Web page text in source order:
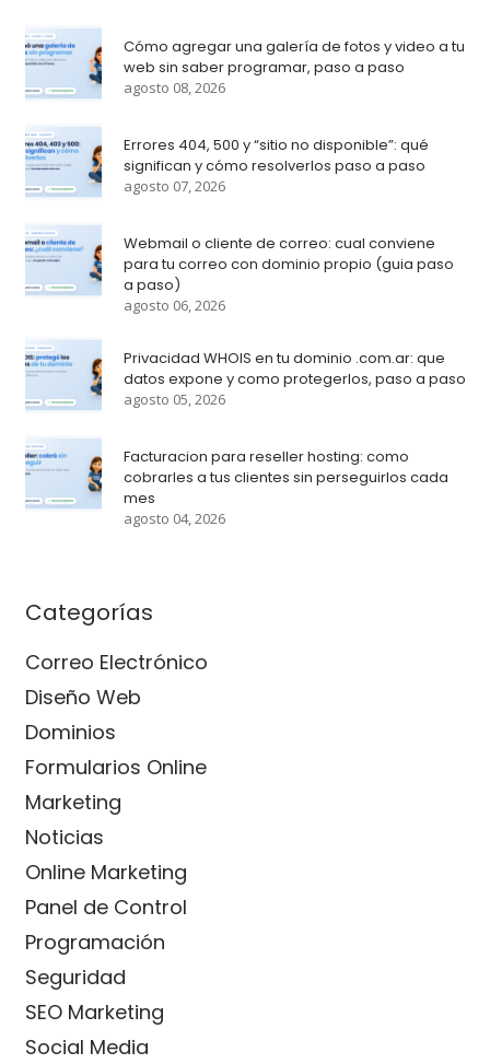
Cómo agregar una galería de fotos y video a tu
web sin saber programar, paso a paso
agosto 08, 2026
Errores 404, 500 y “sitio no disponible”: qué
significan y cómo resolverlos paso a paso
agosto 07, 2026
Webmail o cliente de correo: cual conviene
para tu correo con dominio propio (guia paso
a paso)
agosto 06, 2026
Privacidad WHOIS en tu dominio .com.ar: que
datos expone y como protegerlos, paso a paso
agosto 05, 2026
Facturacion para reseller hosting: como
cobrarles a tus clientes sin perseguirlos cada
mes
agosto 04, 2026
Categorías
Correo Electrónico
Diseño Web
Dominios
Formularios Online
Marketing
Noticias
Online Marketing
Panel de Control
Programación
Seguridad
SEO Marketing
Social Media